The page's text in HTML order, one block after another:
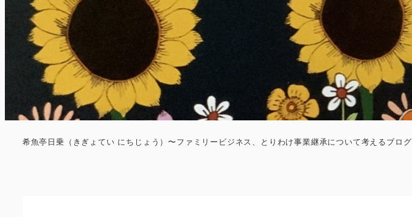
希魚亭日乗（きぎょてい にちじょう）〜ファミリービジネス、とりわけ事業継承について考えるブログ